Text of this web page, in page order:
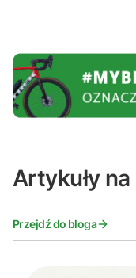
Artykuły
Przejdź do bloga